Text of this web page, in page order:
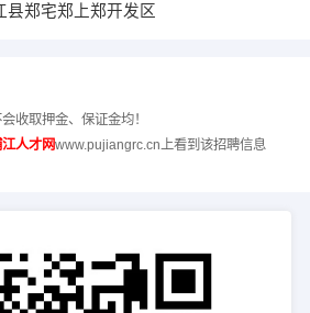
县郑宅郑上郑开发区
收取押金、保证金均！
人才网www.pujiangrc.cn上看到该招聘信息